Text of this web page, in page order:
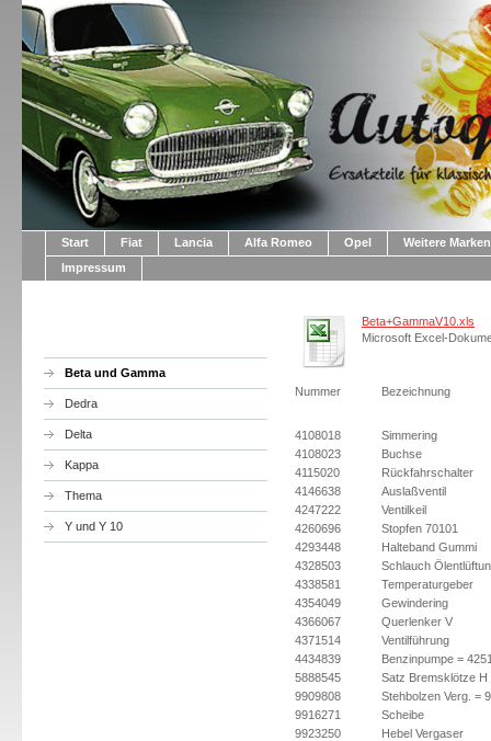
Start Fiat Lancia Alfa Romeo Opel
Weitere Marken
Impressum
Beta und Gamma
Dedra
Delta
Kappa
Thema
Y und Y 10
Beta+GammaV10.xls
Microsoft Excel-
Nummer Bezeichnung
4108018
Simmering
4108023
Buchse
4115020
Rückfahrschalter
4146638
Auslaßventil
4247222
Ventilkeil
4260696
Stopfen 70101
4293448
Halteband Gummi
4328503
Schlauch
4338581
Temperaturgeber
4354049
Gewindering
4366067
Querlenker V
4371514
Ventilführung
4434839
Benzinpumpe =
5888545
Satz Bremsklötze H
9909808
Stehbolzen Verg. =
9916271
Scheibe
9923250
Hebel Vergaser